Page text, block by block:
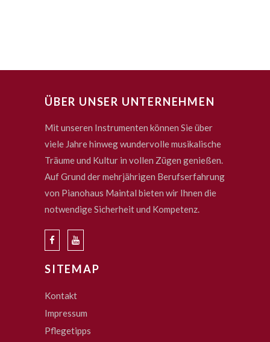
ÜBER UNSER UNTERNEHMEN
Mit unseren Instrumenten können Sie über
viele Jahre hinweg wundervolle musikalische
Träume und Kultur in vollen Zügen genießen.
Auf Grund der mehrjährigen Berufserfahrung
von Pianohaus Maintal bieten wir Ihnen die
notwendige Sicherheit und Kompetenz.
SITEMAP
Kontakt
Impressum
Pflegetipps